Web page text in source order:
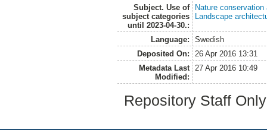
Subject. Use of
subject categories
until 2023-04-30.:
Nature
Landscape
Language:
Swedish
Deposited On:
26 Apr 2016 13:31
Metadata Last
Modified:
27 Apr 2016 10:49
Repository Staff